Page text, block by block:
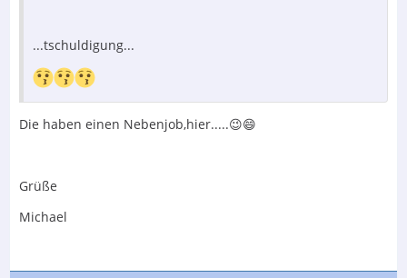
...tschuldigung...
Die haben einen Nebenjob,hier.....😉😄
Grüße
Michael